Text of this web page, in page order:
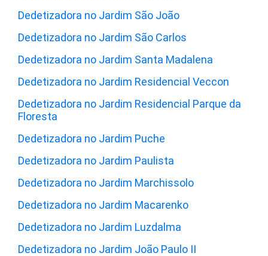
Dedetizadora no Jardim São João
Dedetizadora no Jardim São Carlos
Dedetizadora no Jardim Santa Madalena
Dedetizadora no Jardim Residencial Veccon
Dedetizadora no Jardim Residencial Parque da
Floresta
Dedetizadora no Jardim Puche
Dedetizadora no Jardim Paulista
Dedetizadora no Jardim Marchissolo
Dedetizadora no Jardim Macarenko
Dedetizadora no Jardim Luzdalma
Dedetizadora no Jardim João Paulo II